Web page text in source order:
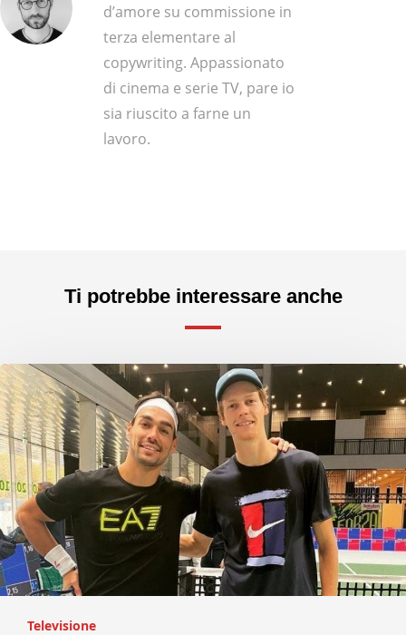
d’amore su commissione in
terza elementare al
copywriting. Appassionato
di cinema e serie TV, pare io
sia riuscito a farne un
lavoro.
Ti potrebbe interessare anche
Televisione